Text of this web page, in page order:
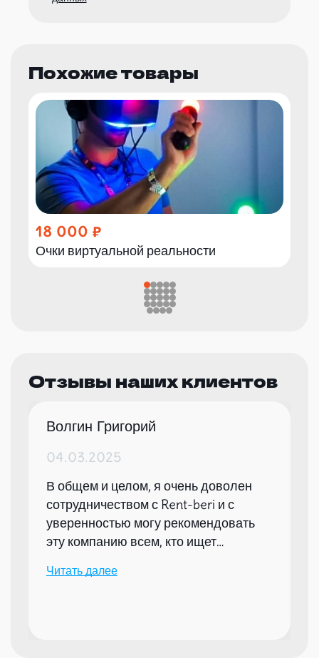
Похожие товары
18 000
Очки виртуальной реальности
Отзывы наших клиентов
Волгин Григорий
04.03.2025
В общем и целом, я очень доволен
сотрудничеством с Rent-beri и с
уверенностью могу рекомендовать
эту компанию всем, кто ищет
мероприятий.
Читать далее